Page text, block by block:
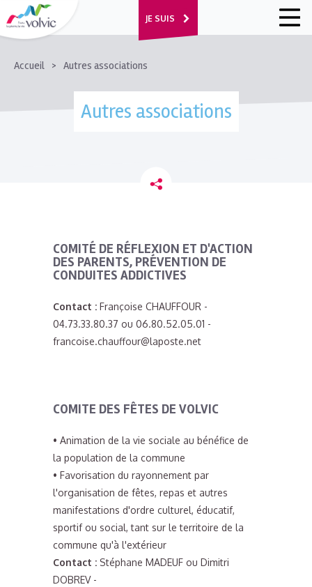
JE SUIS
FIL
D'ARIANE
Accueil Autres associations
Autres associations
COMITÉ DE RÉFLEXION ET D'ACTION
DES PARENTS, PRÉVENTION DE
CONDUITES ADDICTIVES
Contact :Françoise CHAUFFOUR -
04.73.33.80.37 ou 06.80.52.05.01 -
francoise.chauffour@laposte.net
COMITE DES FÊTES DE VOLVIC
• Animation de la vie sociale au bénéfice de
la population de la commune
• Favorisation du rayonnement par
l'organisation de fêtes, repas et autres
manifestations d'ordre culturel, éducatif,
sportif ou social, tant sur le territoire de la
commune qu'à l'extérieur
Contact : Stéphane MADEUF ou Dimitri
DOBREV -